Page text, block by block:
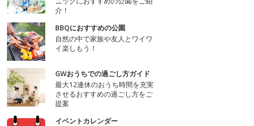
介！
BBQにおすすめの公園
自然の中で家族や友人とワイワ
イ楽しもう！
GWおうちでの過ごし方ガイド
最大12連休のおうち時間を充実
させるおすすめの過ごし方をご
提案
イベントカレンダー